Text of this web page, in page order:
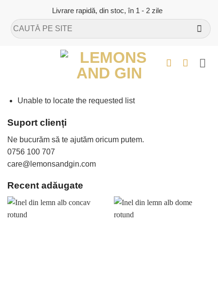
content
Livrare rapidă, din stoc, în 1 - 2 zile
Caută
după:
Unable to locate the requested list
Suport clienți
Ne bucurăm să te ajutăm oricum putem.
0756 100 707
care@lemonsandgin.com
Recent adăugate